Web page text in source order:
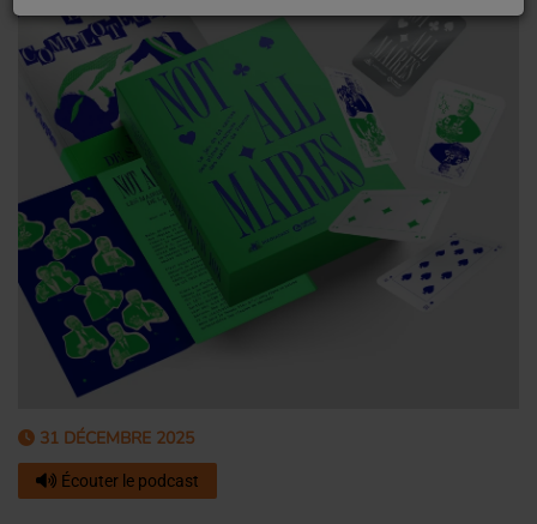
31 DÉCEMBRE 2025
Écouter le podcast